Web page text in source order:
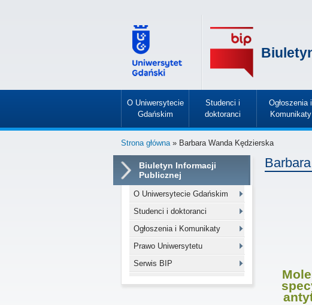
O Uniwersytecie
Gdańskim
»
Studenci i
doktoranci
»
Ogłoszenia i
Komunikaty
»
Strona główna» Barbara Wanda Kędzierska
Biuletyn Informacji
Publicznej
O Uniwersytecie Gdańskim
Studenci i doktoranci
Ogłoszenia i Komunikaty
Prawo Uniwersytetu
Serwis BIP